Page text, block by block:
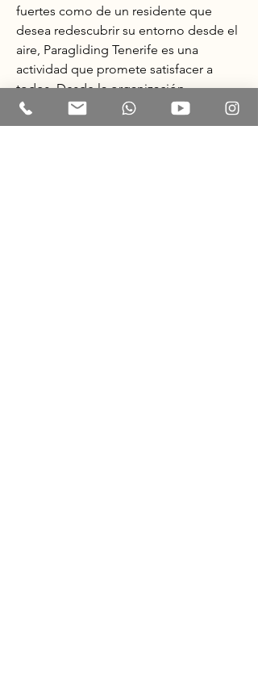
fuertes como de un residente que
desea redescubrir su entorno desde el
aire, Paragliding Tenerife es una
actividad que promete satisfacer a
todos. Desde la organización
profesional que garantiza vuelos
seguros hasta la posibilidad de